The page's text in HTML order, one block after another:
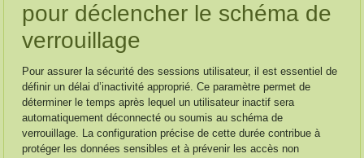
pour déclencher le schéma de
verrouillage
Pour assurer la sécurité des sessions utilisateur, il est essentiel de
définir un délai d’inactivité approprié. Ce paramètre permet de
déterminer le temps après lequel un utilisateur inactif sera
automatiquement déconnecté ou soumis au schéma de
verrouillage. La configuration précise de cette durée contribue à
protéger les données sensibles et à prévenir les accès non